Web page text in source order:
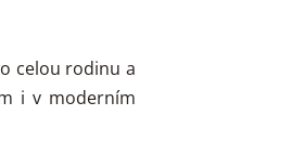
celou rodinu a
i v moderním